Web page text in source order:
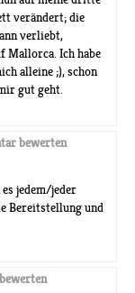
verändert; die
verliebt,
Mallorca. Ich habe
alleine ;), schon
gut geht.
bewerten
jedem/jeder
Bereitstellung und